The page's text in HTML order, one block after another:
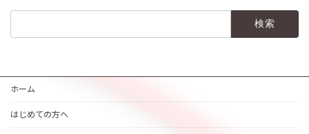
ホーム
はじめての方へ